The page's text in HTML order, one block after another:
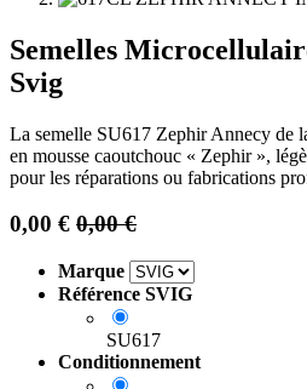
Semelles
Svig
La semelle SU617 Zephir Annecy de
en mousse caoutchouc « Zephir »,
pour les réparations ou fabrications
0,00 € 0,00€
Marque
Référence SVIG
SU617
Conditionnement